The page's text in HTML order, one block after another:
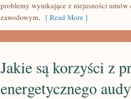
problemy wynikające z niejasności
zawodowym, [ Read More ]
Jakie są korzyści z
energetycznego